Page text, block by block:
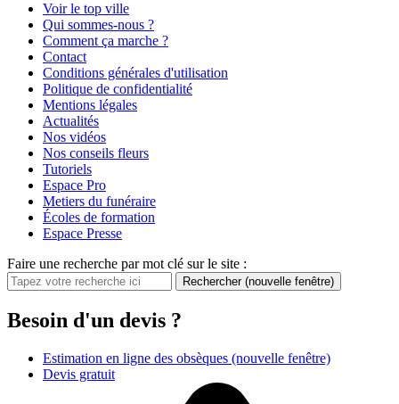
Voir le top ville
Qui sommes-nous ?
Comment ça marche ?
Contact
Conditions générales d'utilisation
Politique de confidentialité
Mentions légales
Actualités
Nos vidéos
Nos conseils fleurs
Tutoriels
Espace Pro
Metiers du funéraire
Écoles de formation
Espace Presse
Faire une recherche par mot clé sur le site :
Rechercher (nouvelle fenêtre)
Besoin d'un devis ?
Estimation en ligne des obsèques (nouvelle fenêtre)
Devis gratuit